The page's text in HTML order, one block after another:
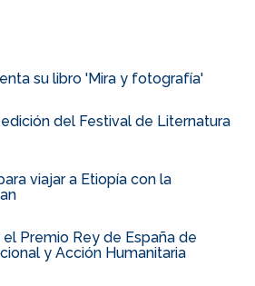
su libro 'Mira y fotografía'
del Festival de Liternatura
viajar a Etiopía con la
Premio Rey de España de
y Acción Humanitaria